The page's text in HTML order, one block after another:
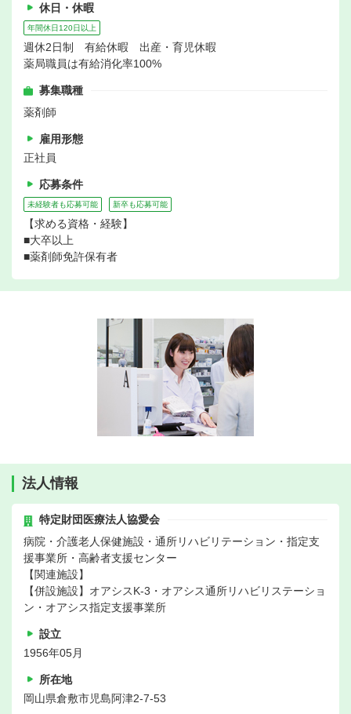
休日・休暇
年間休日120日以上
週休2日制 有給休暇 出産・育児休暇
薬局職員は有給消化率100%
募集職種
薬剤師
雇用形態
正社員
応募条件
未経験者も応募可能 新卒も応募可能
【求める資格・経験】
■大卒以上
■薬剤師免許保有者
法人情報
特定財団医療法人協愛会
病院・介護老人保健施設・通所リハビリテーション・指定支
援事業所・高齢者支援センター
【関連施設】
【併設施設】オアシスK-3・オアシス通所リハビリステーショ
ン・オアシス指定支援事業所
設立
1956年05月
所在地
岡山県倉敷市児島阿津2-7-53